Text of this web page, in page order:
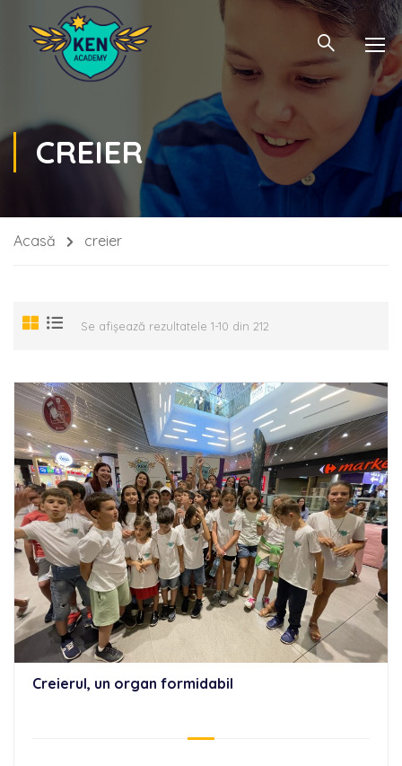
CREIER
Acasă creier
Se afișează rezultatele 1-10 din 212
Creierul, un organ formidabil